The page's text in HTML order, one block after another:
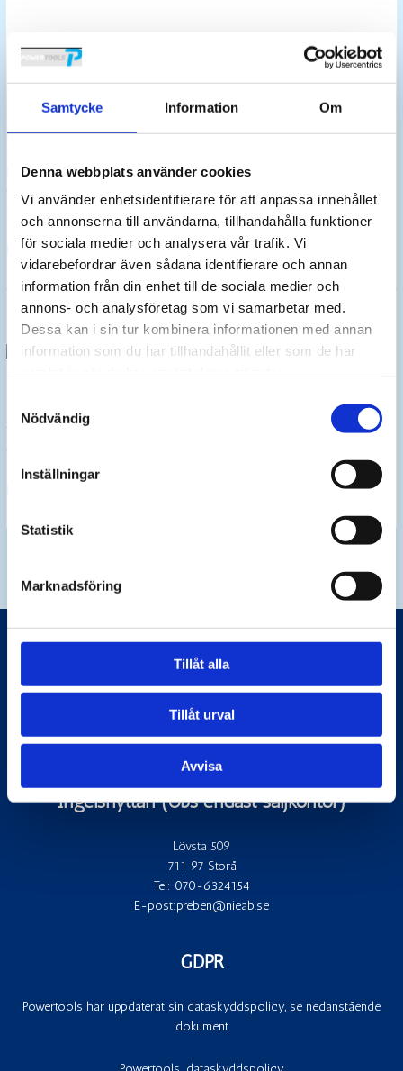
Samtycke Information Om
Denna webbplats använder cookies
Vi använder enhetsidentifierare för att anpassa innehållet
och annonserna till användarna, tillhandahålla funktioner
för sociala medier och analysera vår trafik. Vi
vidarebefordrar även sådana identifierare och annan
information från din enhet till de sociala medier och
annons- och analysföretag som vi samarbetar med.
Dessa kan i sin tur kombinera informationen med annan
information som du har tillhandahållit eller som de har
Nödvändig
Inställningar
Statistik
Marknadsföring
Tillåt alla
Tillåt urval
Avvisa
Vad är en slagskruvdragare
En slagskruvdragare är ett elektriskt verktyg som kombinerar rotation med
hårda material som trä, metall eller konstruktionsvirke. Tekniken låter
verktyget slå med upprepade, små, snabba slag samtidigt som rotation sker –
detta gör att vridmomentet blir betydligt högre än hos en vanlig
Vad
en
slagskruvdragare
Läs mer »
Vill du veta vilka momentdragare ni behöver för sommarens underhåll? Läs
vår artikel om just detta…
sommarens
Enköping (Huvudkontor och verkstad)
Kvartsgatan 10
749 40 Enköping
E-post:powertools@powertools.se
Ingelshyttan (Obs endast säljkontor)
Lövsta 509
711 97 Storå
Tel: 070-6324154
E-post:preben@nieab.se
GDPR
Powertools har uppdaterat sin dataskyddspolicy, se nedanstående
dokument